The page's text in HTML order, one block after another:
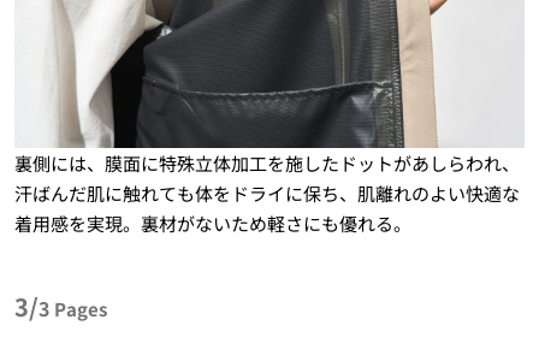
裏側には、膜面に特殊立体加工を施したドットがあしらわれ、
汗ばんだ肌に触れても体をドライに保ち、肌離れのよい快適な
着用感を実現。裏材がないため軽さにも優れる。
3/3 Pages